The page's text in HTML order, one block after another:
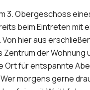
3. Obergeschoss
beim Eintreten mit
hier aus
Zentrum der
für entspannte
morgens gerne